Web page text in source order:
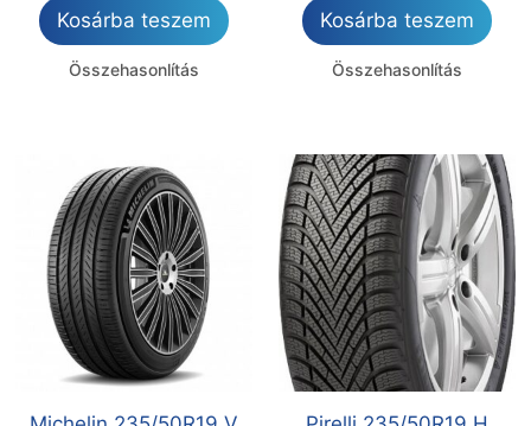
Kosárba teszem
Összehasonlítás
Kosárba teszem
Összehasonlítás